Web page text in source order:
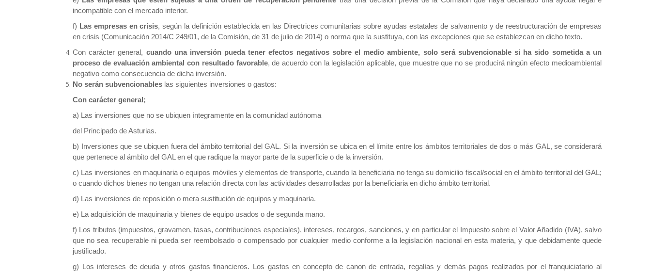
incompatible con el mercado interior.
f) Las empresas en crisis, según la definición establecida en las Directrices comunitarias sobre ayudas estatales de salvamento y de reestructuración de empresas
en crisis (Comunicación 2014/C 249/01, de la Comisión, de 31 de julio de 2014) o norma que la sustituya, con las excepciones que se establezcan en dicho texto.
Con carácter general, cuando una inversión pueda tener efectos negativos sobre el medio ambiente, solo será subvencionable si ha sido sometida a un
proceso de evaluación ambiental con resultado favorable, de acuerdo con la legislación aplicable, que muestre que no se producirá ningún efecto medioambiental
negativo como consecuencia de dicha inversión.
No serán subvencionables las siguientes inversiones o gastos:
Con carácter general;
a) Las inversiones que no se ubiquen íntegramente en la comunidad autónoma
del Principado de Asturias.
b) Inversiones que se ubiquen fuera del ámbito territorial del GAL. Si la inversión se ubica en el límite entre los ámbitos territoriales de dos o más GAL, se considerará
que pertenece al ámbito del GAL en el que radique la mayor parte de la superficie o de la inversión.
c) Las inversiones en maquinaria o equipos móviles y elementos de transporte, cuando la beneficiaria no tenga su domicilio fiscal/social en el ámbito territorial del GAL;
o cuando dichos bienes no tengan una relación directa con las actividades desarrolladas por la beneficiaria en dicho ámbito territorial.
d) Las inversiones de reposición o mera sustitución de equipos y maquinaria.
e) La adquisición de maquinaria y bienes de equipo usados o de segunda mano.
f) Los tributos (impuestos, gravamen, tasas, contribuciones especiales), intereses, recargos, sanciones, y en particular el Impuesto sobre el Valor Añadido (IVA), salvo
que no sea recuperable ni pueda ser reembolsado o compensado por cualquier medio conforme a la legislación nacional en esta materia, y que debidamente quede
justificado.
g) Los intereses de deuda y otros gastos financieros. Los gastos en concepto de canon de entrada, regalías y demás pagos realizados por el franquiciatario al